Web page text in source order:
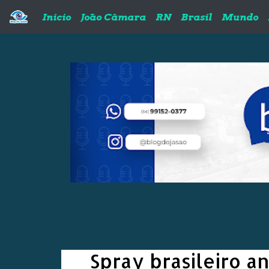
Inicio João Câmara RN Brasil Mundo
Spray brasileiro